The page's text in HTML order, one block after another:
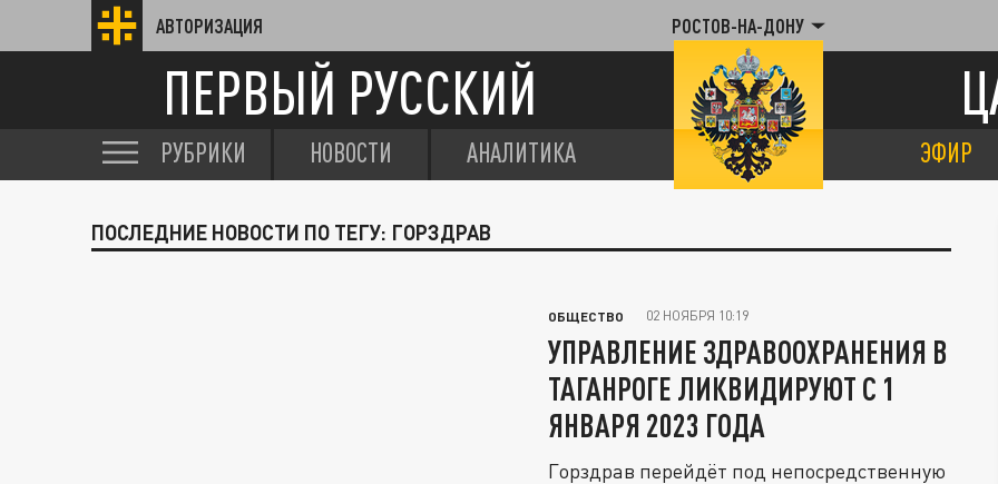
АВТОРИЗАЦИЯ РОСТОВ-НА-ДОНУ
ПЕРВЫЙ РУССКИЙ
РУБРИКИ НОВОСТИ АНАЛИТИКА ЭФИР
ПОСЛЕДНИЕ НОВОСТИ ПО ТЕГУ: ГОРЗДРАВ
ОБЩЕСТВО 02 НОЯБРЯ 10:19
УПРАВЛЕНИЕ ЗДРАВООХРАНЕНИЯ В
ТАГАНРОГЕ ЛИКВИДИРУЮТ С 1
ЯНВАРЯ 2023 ГОДА
Горздрав перейдёт под непосредственную